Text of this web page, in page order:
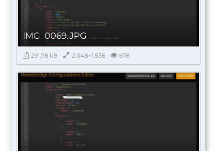
IMG_0069.JPG
291,78 kB 2.048×1.536 676